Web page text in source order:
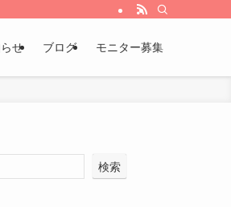
せ ブログ モニター募集
検索